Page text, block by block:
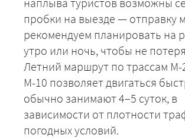
пробки на выезде — отправку
рекомендуем планировать на
утро или ночь, чтобы не
Летний маршрут по трассам М-
М-10 позволяет двигаться
обычно занимают 4–5 суток, в
зависимости от плотности
погодных условий.